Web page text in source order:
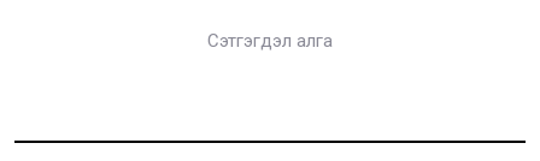
Сэтгэгдэл алга